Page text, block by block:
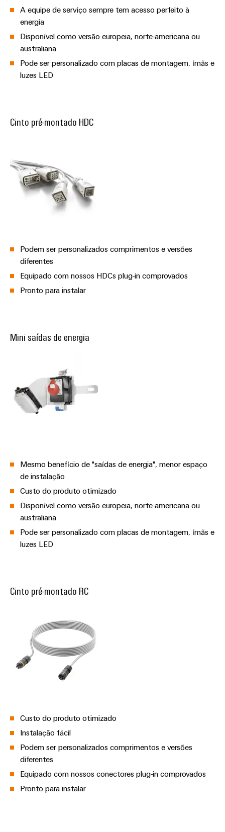
A equipe de serviço sempre tem acesso perfeito à
energia
Disponível como versão europeia, norte-americana ou
australiana
Pode ser personalizado com placas de montagem, ímãs e
luzes LED
Cinto pré-montado HDC
Podem ser personalizados comprimentos e versões
diferentes
Equipado com nossos HDCs plug-in comprovados
Pronto para instalar
Mini saídas de energia
Mesmo benefício de "saídas de energia", menor espaço
de instalação
Custo do produto otimizado
Disponível como versão europeia, norte-americana ou
australiana
Pode ser personalizado com placas de montagem, ímãs e
luzes LED
Cinto pré-montado RC
Custo do produto otimizado
Instalação fácil
Podem ser personalizados comprimentos e versões
diferentes
Equipado com nossos conectores plug-in comprovados
Pronto para instalar